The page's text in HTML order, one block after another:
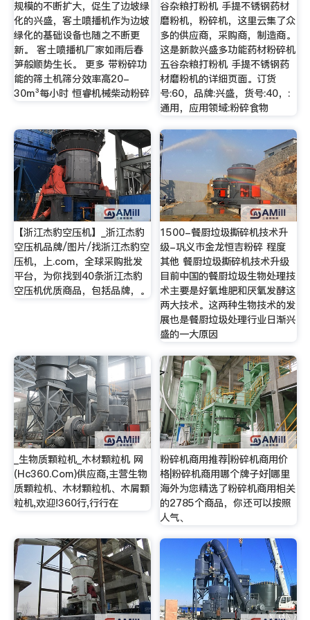
规模的不断扩大，促生了边坡绿
化的兴盛，客土喷播机作为边坡
绿化的基础设备也随之不断更
新。 客土喷播机厂家如雨后春
笋般顺势生长。 更多 带粉碎功
能的筛土机筛分效率高20-
30m³每小时 恒睿机械柴动粉碎
谷杂粮打粉机 手提不锈钢药材
磨粉机，粉碎机，这里云集了众
多的供应商，采购商，制造商。
这是新款兴盛多功能药材粉碎机
五谷杂粮打粉机 手提不锈钢药
材磨粉机的详细页面。订货
号:60，品牌:兴盛，货号:40，:
通用，应用领域:粉碎食物
【浙江杰豹空压机】_浙江杰豹
空压机品牌/图片/找浙江杰豹空
压机，上.com，全球采购批发
平台，为你找到40条浙江杰豹
空压机优质商品，包括品牌，。
1500-餐厨垃圾撕碎机技术升
级-巩义市金龙恒吉粉碎 程度
其他 餐厨垃圾撕碎机技术升级
目前中国的餐厨垃圾生物处理技
术主要是好氧堆肥和厌氧发酵这
两大技术。这两种生物技术的发
展也是餐厨垃圾处理行业日渐兴
盛的一大原因
_生物质颗粒机_木材颗粒机 网
(Hc360.Com)供应商,主营生物
质颗粒机、木材颗粒机、木屑颗
粒机,欢迎!360行,行行在
粉碎机商用推荐|粉碎机商用价
格|粉碎机商用哪个牌子好|哪里
海外为您精选了粉碎机商用相关
的2785个商品，你还可以按照
人气、